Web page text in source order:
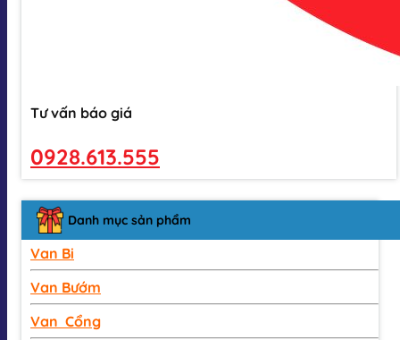
Tư vấn báo giá
0928.613.555
Danh mục sản phẩm
Van Bi
Van Bướm
Van Cổng